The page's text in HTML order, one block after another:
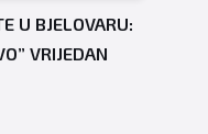
U BJELOVARU:
VRIJEDAN